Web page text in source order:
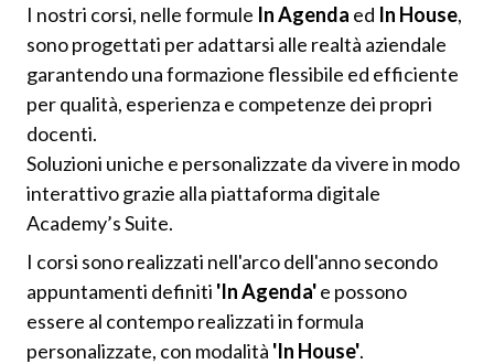
I nostri corsi, nelle formule In Agenda ed In House,
sono progettati per adattarsi alle realtà aziendale
garantendo una formazione flessibile ed efficiente
per qualità, esperienza e competenze dei propri
docenti.
Soluzioni uniche e personalizzate da vivere in modo
interattivo grazie alla piattaforma digitale
Academy’s Suite.
I corsi sono realizzati nell'arco dell'anno secondo
appuntamenti definiti 'In Agenda'e possono
essere al contempo realizzati in formula
personalizzate, con modalità 'In House'.